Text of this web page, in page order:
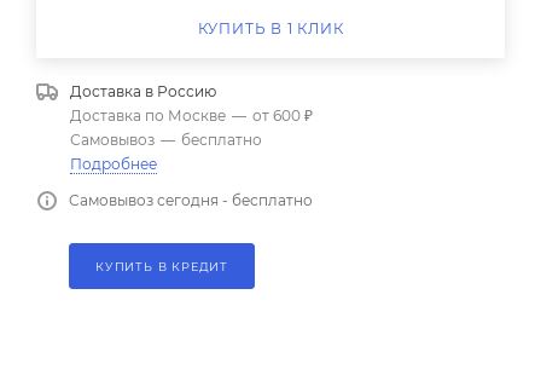
КУПИТЬ В 1 КЛИК
Доставка в Россию
Доставка по Москве — от 600 ₽
Самовывоз — бесплатно
Подробнее
Самовывоз сегодня - бесплатно
КУПИТЬ В КРЕДИТ